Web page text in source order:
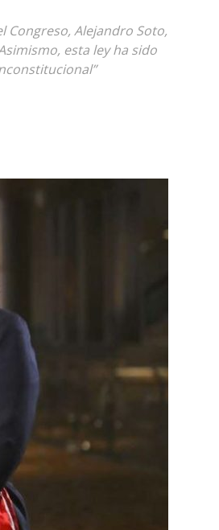
Congreso, Alejandro Soto,
esta ley ha sido